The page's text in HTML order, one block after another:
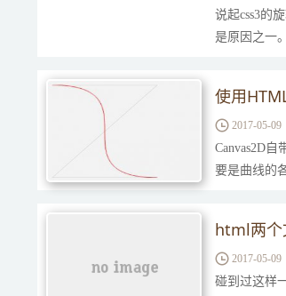
说起css3的
是原因之一
使用
2017-05-09
Canvas2D
要是曲线的
html两个
2017-05-09
碰到过这样